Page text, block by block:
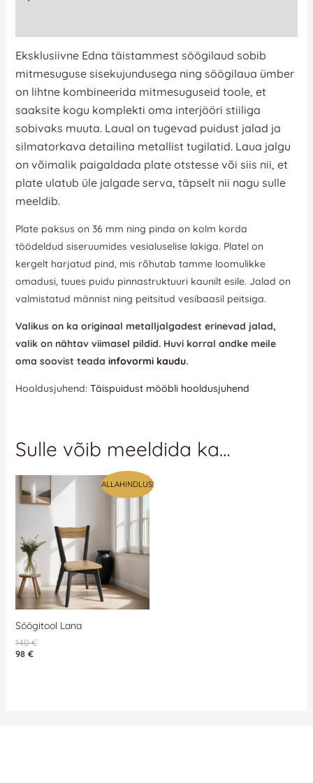
Eksklusiivne Edna täistammest söögilaud sobib
mitmesuguse sisekujundusega ning söögilaua ümber
on lihtne kombineerida mitmesuguseid toole, et
saaksite kogu komplekti oma interjööri stiiliga
sobivaks muuta. Laual on tugevad puidust jalad ja
silmatorkava detailina metallist tugilatid. Laua jalgu
on võimalik paigaldada plate otstesse või siis nii, et
plate ulatub üle jalgade serva, täpselt nii nagu sulle
meeldib.
Plate paksus on 36 mm ning pinda on kolm korda
töödeldud siseruumides vesialuselise lakiga. Platel on
kergelt harjatud pind, mis rõhutab tamme loomulikke
omadusi, tuues puidu pinnastruktuuri kaunilt esile. Jalad on
valmistatud männist ning peitsitud vesibaasil peitsiga.
Valikus on ka originaal metalljalgadest erinevad jalad,
valik on nähtav viimasel pildid. Huvi korral andke meile
oma soovist teada infovormi kaudu.
Hooldusjuhend: Täispuidust mööbli hooldusjuhend
Sulle võib meeldida ka…
ALLAHINDLUS!
Söögitool Lana
140€
98 €